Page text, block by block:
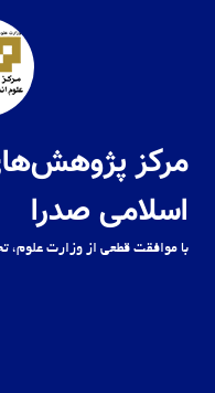
مرکز
اسلامی صدرا
با موافقت قطعی از وزارت علوم،